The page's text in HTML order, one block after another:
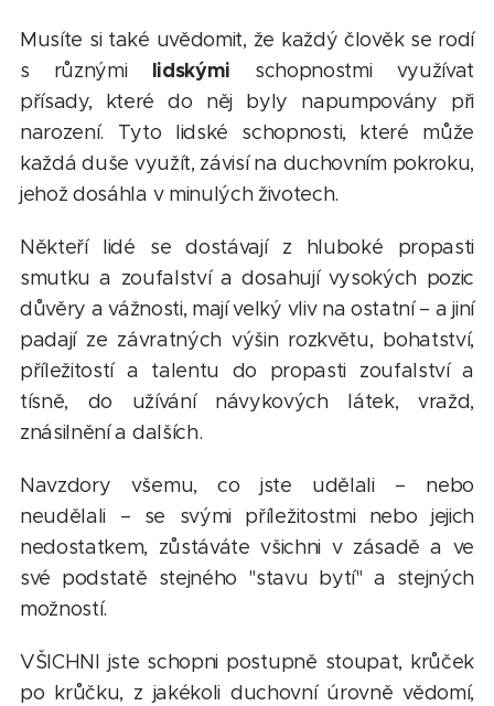
Musíte si také uvědomit, že každý člověk se rodí
s různými lidskými schopnostmi využívat
přísady, které do něj byly napumpovány při
narození. Tyto lidské schopnosti, které může
každá duše využít, závisí na duchovním pokroku,
jehož dosáhla v minulých životech.
Někteří lidé se dostávají z hluboké propasti
smutku a zoufalství a dosahují vysokých pozic
důvěry a vážnosti, mají velký vliv na ostatní – a jiní
padají ze závratných výšin rozkvětu, bohatství,
příležitostí a talentu do propasti zoufalství a
tísně, do užívání návykových látek, vražd,
znásilnění a dalších.
Navzdory všemu, co jste udělali – nebo
neudělali – se svými příležitostmi nebo jejich
nedostatkem, zůstáváte všichni v zásadě a ve
své podstatě stejného "stavu bytí" a stejných
možností.
VŠICHNI jste schopni postupně stoupat, krůček
po krůčku, z jakékoli duchovní úrovně vědomí,